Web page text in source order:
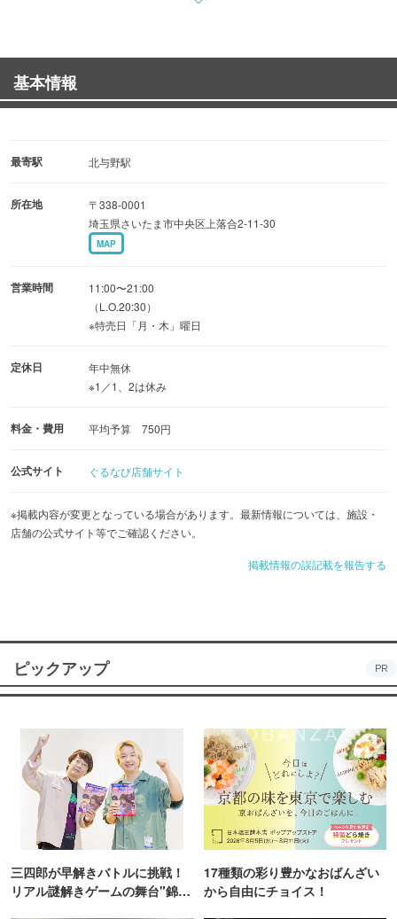
基本情報
最寄駅 北与野駅
所在地
〒338-0001
埼玉県さいたま市中央区上落合2-11-30
MAP
営業時間
11:00〜21:00
（L.O.20:30）
※特売日「月・木」曜日
定休日
年中無休
※1／1、2は休み
料金・費用 平均予算 750円
公式サイト ぐるなび店舗サイト
※掲載内容が変更となっている場合があります。最新情報については、施設・
店舗の公式サイト等でご確認ください。
掲載情報の誤記載を報告する
ピックアップ PR
三四郎が早解きバトルに挑戦！
リアル謎解きゲームの舞台"錦糸
17種類の彩り豊かなおばんざい
から自由にチョイス！